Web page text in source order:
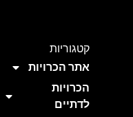
קטגוריות
אתר הכרויות
הכרויות
לדתיים